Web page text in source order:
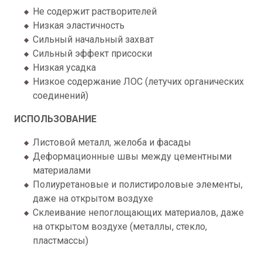
Не содержит растворителей
Низкая эластичность
Сильный начальный захват
Сильный эффект присоски
Низкая усадка
Низкое содержание ЛОС (летучих органических
соединений)
ИСПОЛЬЗОВАНИЕ
Листовой металл, желоба и фасады
Деформационные швы между цементными
материалами
Полиуретановые и полистироловые элементы,
даже на открытом воздухе
Склеивание непоглощающих материалов, даже
на открытом воздухе (металлы, стекло,
пластмассы)